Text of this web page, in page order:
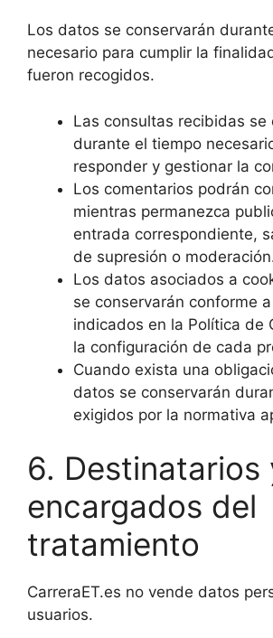
Los datos se conservarán
necesario para cumplir la
fueron recogidos.
Las consultas recibidas se
durante el tiempo
responder y gestionar la
Los comentarios podrán
mientras permanezca
entrada correspondiente,
de supresión o
Los datos asociados a
se conservarán conforme
indicados en la Política de
la configuración de cada
Cuando exista una
datos se conservarán
exigidos por la normativa
6. Destinatarios
encargados del
tratamiento
CarreraET.es no vende datos
usuarios.